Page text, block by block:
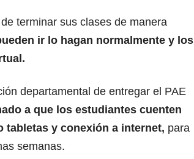
terminar sus clases de manera
ir lo hagan normalmente y los
departamental de entregar el PAE
a que los estudiantes cuenten
tabletas y conexión a internet, para
semanas.